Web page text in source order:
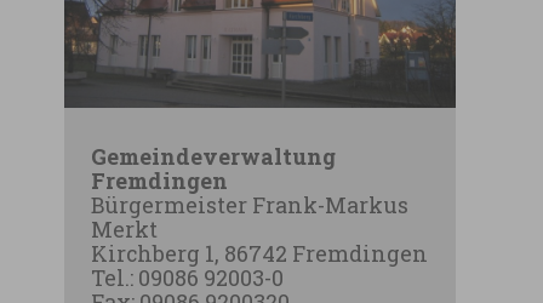
Gemeindeverwaltung
Fremdingen
Bürgermeister Frank-Markus
Merkt
Kirchberg 1, 86742 Fremdingen
Tel.: 09086 92003-0